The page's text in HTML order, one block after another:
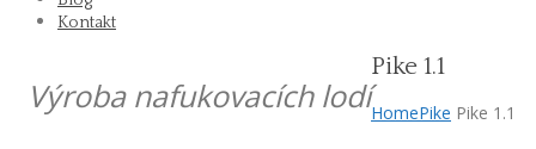
Kontakt
Výroba nafukovacích lodí
Pike 1.1
HomePike Pike 1.1